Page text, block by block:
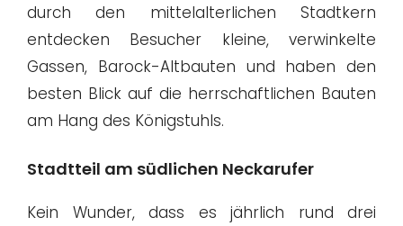
durch den mittelalterlichen Stadtkern
entdecken Besucher kleine, verwinkelte
Gassen, Barock-Altbauten und haben den
besten Blick auf die herrschaftlichen Bauten
am Hang des Königstuhls.
Stadtteil am südlichen Neckarufer
Kein Wunder, dass es jährlich rund drei